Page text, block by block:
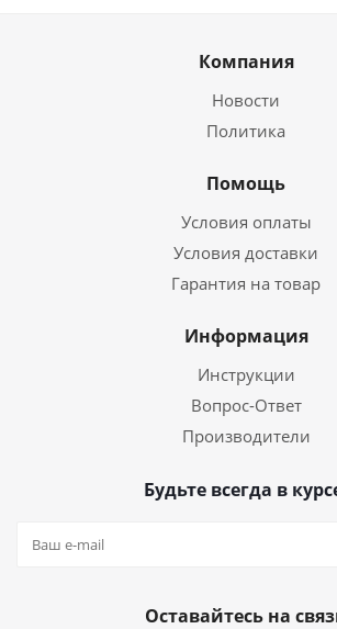
Компания
Новости
Политика
Помощь
Условия оплаты
Условия доставки
Гарантия на товар
Информация
Инструкции
Вопрос-Ответ
Производители
Будьте всегда в
Оставайтесь на